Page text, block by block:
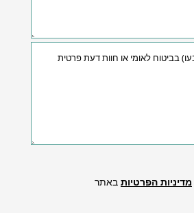
מדיניות הפרטיות באתר